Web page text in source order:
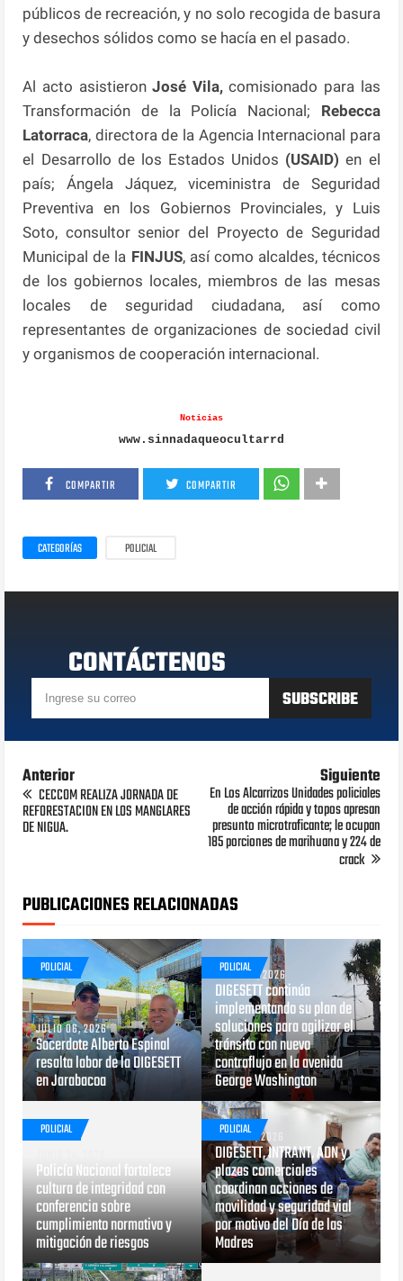
públicos de recreación, y no solo recogida de basura
y desechos sólidos como se hacía en el pasado.
Al acto asistieronJosé Vila,comisionado para las
Transformación de la Policía Nacional; Rebecca
Latorraca, directora de la Agencia Internacional para
el Desarrollo de los Estados Unidos (USAID)en el
país; Ángela Jáquez, viceministra de Seguridad
Preventiva en los Gobiernos Provinciales, y Luis
Soto, consultor senior del Proyecto de Seguridad
Municipal de la FINJUS, así como alcaldes, técnicos
de los gobiernos locales, miembros de las mesas
locales de seguridad ciudadana, así como
representantes de organizaciones de sociedad civil
y organismos de cooperación internacional.
Noticias
www.sinnadaqueocultarrd
COMPARTIR COMPARTIR
CATEGORÍAS POLICIAL
CONTÁCTENOS
Anterior
CECCOM REALIZA JORNADA DE
REFORESTACION EN LOS MANGLARES
DE NIGUA.
Siguiente
En Los Alcarrizos Unidades policiales
de acción rápida y topos apresan
presunto microtraficante; le ocupan
185 porciones de marihuana y 224 de
crack
PUBLICACIONES RELACIONADAS
POLICIAL
JULIO 06, 2026
Sacerdote Alberto Espinal
resalta labor de la DIGESETT
en Jarabacoa
POLICIAL
JUNIO 29, 2026
DIGESETT continúa
implementando su plan de
soluciones para agilizar el
tránsito con nuevo
contraflujo en la avenida
George Washington
POLICIAL
Policía Nacional fortalece
cultura de integridad con
conferencia sobre
cumplimiento normativo y
mitigación de riesgos
POLICIAL
MAYO 29, 2026
DIGESETT, INTRANT, ADN y
plazas comerciales
coordinan acciones de
movilidad y seguridad vial
por motivo del Día de las
Madres